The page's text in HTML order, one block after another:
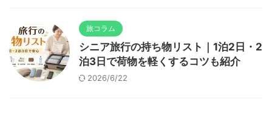
旅コラム
シニア旅行の持ち物リスト｜1泊2日・2
泊3日で荷物を軽くするコツも紹介
2026/6/22